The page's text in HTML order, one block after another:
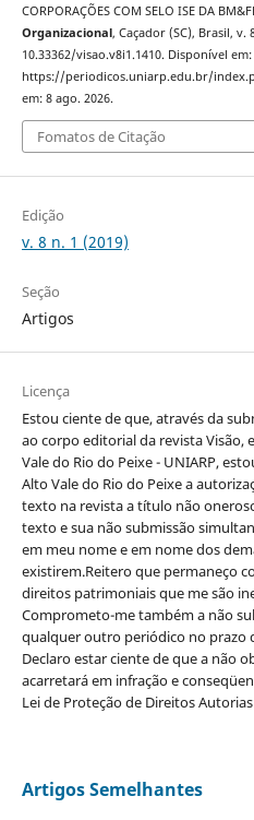
CORPORAÇÕES COM SELO ISE DA
Organizacional, Caçador (SC), Brasil, v.
10.33362/visao.v8i1.1410. Disponível em:
https://periodicos.uniarp.edu.br/
em: 8 ago. 2026.
Fomatos de Citação
Edição
v. 8 n. 1 (2019)
Seção
Artigos
Licença
Estou ciente de que, através da
ao corpo editorial da revista Visão,
Vale do Rio do Peixe - UNIARP,
Alto Vale do Rio do Peixe a
texto na revista a título não
texto e sua não submissão
em meu nome e em nome dos
existirem.Reitero que permaneço
direitos patrimoniais que me são
Comprometo-me também a não
qualquer outro periódico no prazo
Declaro estar ciente de que a não
acarretará em infração e
Lei de Proteção de Direitos
Artigos Semelhantes